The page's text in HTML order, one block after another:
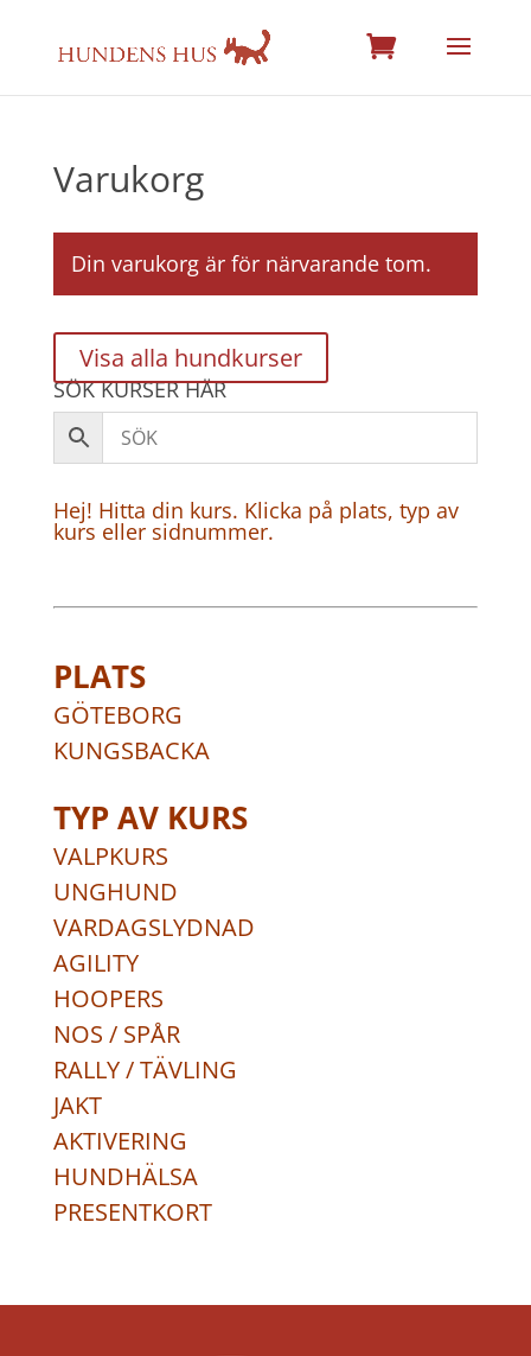
Varukorg
Din varukorg är för närvarande tom.
Visa alla hundkurser
SÖK KURSER HÄR
Hej! Hitta din kurs. Klicka på plats, typ av
kurs eller sidnummer.
PLATS
GÖTEBORG
KUNGSBACKA
TYP AV KURS
VALPKURS
UNGHUND
VARDAGSLYDNAD
AGILITY
HOOPERS
NOS / SPÅR
RALLY / TÄVLING
JAKT
AKTIVERING
HUNDHÄLSA
PRESENTKORT